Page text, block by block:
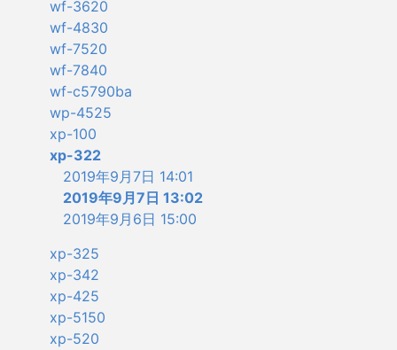
wf-3620
wf-4830
wf-7520
wf-7840
wf-c5790ba
wp-4525
xp-100
xp-322
2019年9月7日 14:01
2019年9月7日 13:02
2019年9月6日 15:00
xp-325
xp-342
xp-425
xp-5150
xp-520